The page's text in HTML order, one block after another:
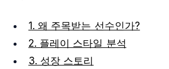
1. 왜 주목받는 선수인가?
2. 플레이 스타일 분석
3. 성장 스토리